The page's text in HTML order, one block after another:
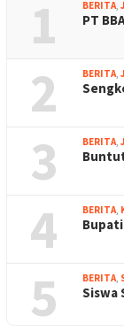
1 BERITA,
PT
2 BERITA,
3 BERITA,
4 BERITA,
5 BERITA,
Siswa